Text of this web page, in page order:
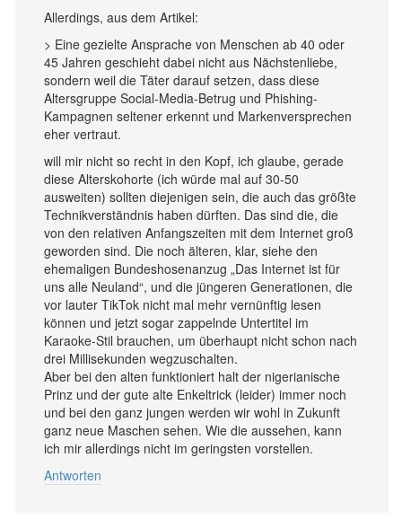
Allerdings, aus dem Artikel:
> Eine gezielte Ansprache von Menschen ab 40 oder
45 Jahren geschieht dabei nicht aus Nächstenliebe,
sondern weil die Täter darauf setzen, dass diese
Altersgruppe Social-Media-Betrug und Phishing-
Kampagnen seltener erkennt und Markenversprechen
eher vertraut.
will mir nicht so recht in den Kopf, ich glaube, gerade
diese Alterskohorte (ich würde mal auf 30-50
ausweiten) sollten diejenigen sein, die auch das größte
Technikverständnis haben dürften. Das sind die, die
von den relativen Anfangszeiten mit dem Internet groß
geworden sind. Die noch älteren, klar, siehe den
ehemaligen Bundeshosenanzug „Das Internet ist für
uns alle Neuland“, und die jüngeren Generationen, die
vor lauter TikTok nicht mal mehr vernünftig lesen
können und jetzt sogar zappelnde Untertitel im
Karaoke-Stil brauchen, um überhaupt nicht schon nach
drei Millisekunden wegzuschalten.
Aber bei den alten funktioniert halt der nigerianische
Prinz und der gute alte Enkeltrick (leider) immer noch
und bei den ganz jungen werden wir wohl in Zukunft
ganz neue Maschen sehen. Wie die aussehen, kann
ich mir allerdings nicht im geringsten vorstellen.
Antworten